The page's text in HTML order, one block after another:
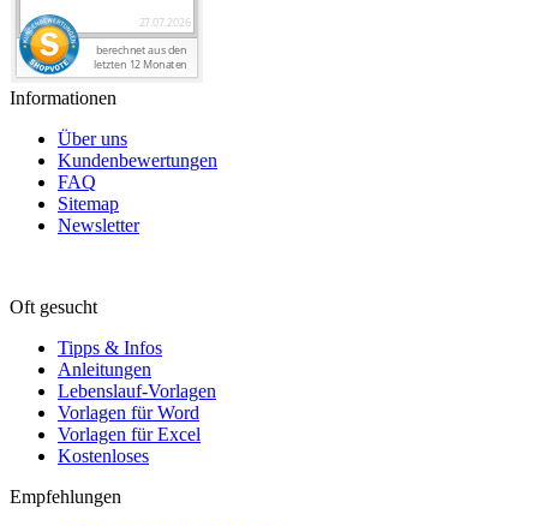
Informationen
Über uns
Kundenbewertungen
FAQ
Sitemap
Newsletter
Oft gesucht
Tipps & Infos
Anleitungen
Lebenslauf-Vorlagen
Vorlagen für Word
Vorlagen für Excel
Kostenloses
Empfehlungen